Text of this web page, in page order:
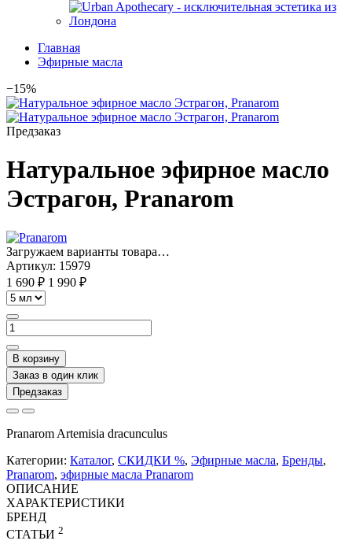
Главная
Эфирные масла
−15%
Предзаказ
Натуральное эфирное масло
Эстрагон, Pranarom
Загружаем варианты товара…
Артикул: 15979
1 690 ₽ 1 990 ₽
В корзину
Заказ в один клик
Предзаказ
Pranarom Artemisia dracunculus
Категории: Каталог, СКИДКИ %, Эфирные масла, Бренды,
Pranarom, эфирные масла Pranarom
ОПИСАНИЕ
ХАРАКТЕРИСТИКИ
БРЕНД
СТАТЬИ 2